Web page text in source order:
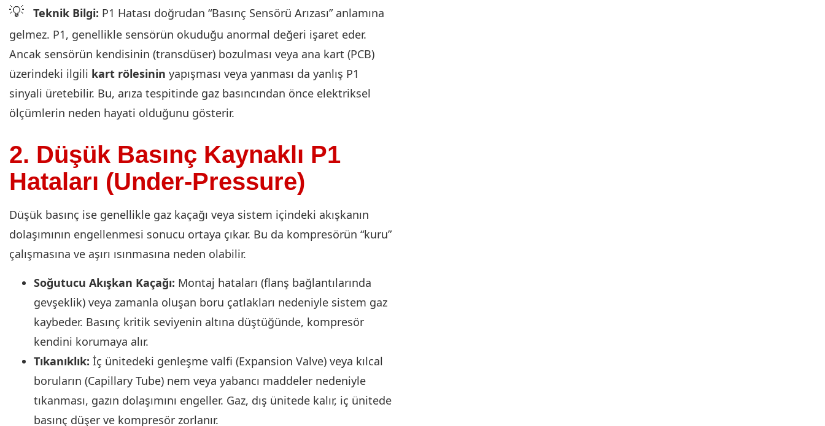
💡 Teknik Bilgi: P1 Hatası doğrudan “Basınç Sensörü Arızası” anlamına
gelmez. P1, genellikle sensörün okuduğu anormal değeri işaret eder.
Ancak sensörün kendisinin (transdüser) bozulması veya ana kart (PCB)
üzerindeki ilgili kart rölesinin yapışması veya yanması da yanlış P1
sinyali üretebilir. Bu, arıza tespitinde gaz basıncından önce elektriksel
ölçümlerin neden hayati olduğunu gösterir.
2. Düşük Basınç Kaynaklı P1
Hataları (Under-Pressure)
Düşük basınç ise genellikle gaz kaçağı veya sistem içindeki akışkanın
dolaşımının engellenmesi sonucu ortaya çıkar. Bu da kompresörün “kuru”
çalışmasına ve aşırı ısınmasına neden olabilir.
Soğutucu Akışkan Kaçağı: Montaj hataları (flanş bağlantılarında
gevşeklik) veya zamanla oluşan boru çatlakları nedeniyle sistem gaz
kaybeder. Basınç kritik seviyenin altına düştüğünde, kompresör
kendini korumaya alır.
Tıkanıklık: İç ünitedeki genleşme valfi (Expansion Valve) veya kılcal
boruların (Capillary Tube) nem veya yabancı maddeler nedeniyle
tıkanması, gazın dolaşımını engeller. Gaz, dış ünitede kalır, iç ünitede
basınç düşer ve kompresör zorlanır.